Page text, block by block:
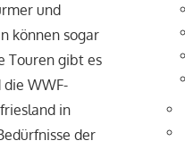
und
können sogar
Touren gibt es
die WWF-
in
der